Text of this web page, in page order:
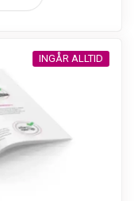
INGÅR ALLTID